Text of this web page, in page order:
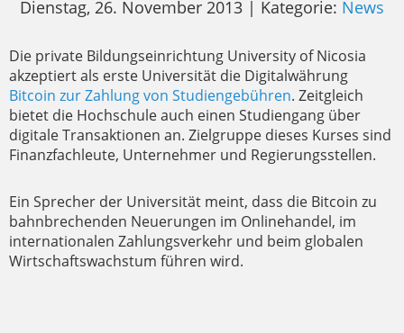
Dienstag, 26. November 2013 | Kategorie: News
Die private Bildungseinrichtung University of Nicosia
akzeptiert als erste Universität die Digitalwährung
Bitcoin zur Zahlung von Studiengebühren. Zeitgleich
bietet die Hochschule auch einen Studiengang über
digitale Transaktionen an. Zielgruppe dieses Kurses sind
Finanzfachleute, Unternehmer und Regierungsstellen.
Ein Sprecher der Universität meint, dass die Bitcoin zu
bahnbrechenden Neuerungen im Onlinehandel, im
internationalen Zahlungsverkehr und beim globalen
Wirtschaftswachstum führen wird.